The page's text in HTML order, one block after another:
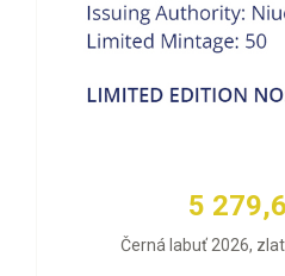
5
Černá labuť 2026,